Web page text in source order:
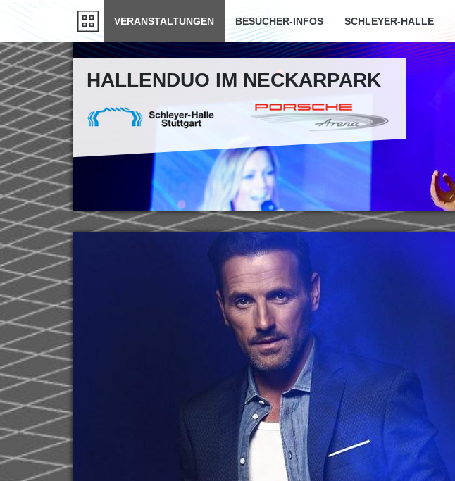
VERANSTALTUNGEN BESUCHER-INFOS SCHLEYER-HALLE
HALLENDUO IM NECKARPARK